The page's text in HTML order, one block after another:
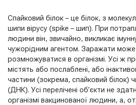
Спайковий білок – це білок, з
шипи вірусу (spike – шип). При
людини він, звичайно, викликає
чужорідним агентом. Заражати
розмножуватися в організмі. Усі ж
містять або послаблені, або
частини (зокрема, спайковий білок)
(ДНК). Усі перелічені об’єкти не
організмі вакцинованої людини, а,